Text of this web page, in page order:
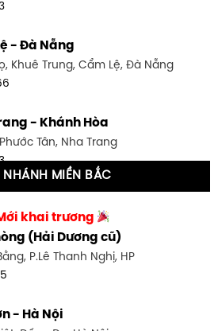
Bình Thạnh, TP HCM
4, Tân Bình, TP HCM
2 - TP. HCM
- Bình Dương
Thuận An, Bình Dương
- Đà Nẵng
Khuê Trung, Cẩm Lệ, Đà Nẵng
- Khánh Hòa
Tân, Nha Trang
Hưng Bình, TP Vinh, Nghệ An
Thuột
NHÁNH MIỀN BẮC
khai trương
(Hải Dương cũ)
P.Lê Thanh Nghị, HP
- Hà Nội